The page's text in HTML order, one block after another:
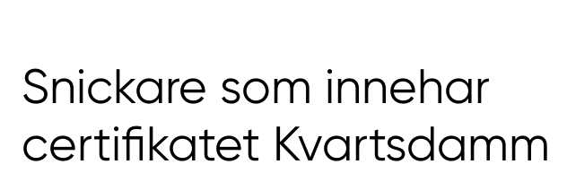
Snickare som innehar
certifikatet Kvartsdamm